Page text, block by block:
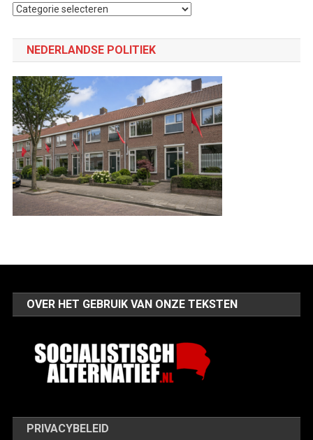
Selecteer
NEDERLANDSE POLITIEK
OVER HET GEBRUIK VAN ONZE TEKSTEN
PRIVACYBELEID